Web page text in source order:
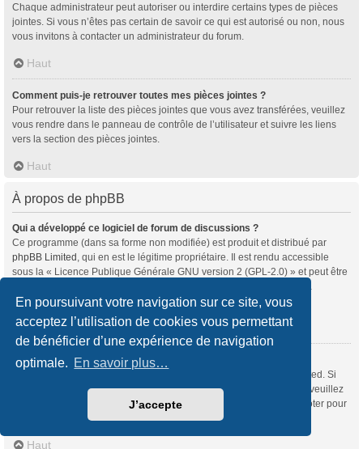
En poursuivant votre navigation sur ce site, vous
acceptez l’utilisation de cookies vous permettant
de bénéficier d’une expérience de navigation
optimale. En savoir plus…
J’accepte
Chaque administrateur peut autoriser ou interdire certains types de pièces
jointes. Si vous n’êtes pas certain de savoir ce qui est autorisé ou non, nous
vous invitons à contacter un administrateur du forum.
Haut
Comment puis-je retrouver toutes mes pièces jointes ?
Pour retrouver la liste des pièces jointes que vous avez transférées, veuillez
vous rendre dans le panneau de contrôle de l’utilisateur et suivre les liens
vers la section des pièces jointes.
Haut
À propos de phpBB
Qui a développé ce logiciel de forum de discussions ?
Ce programme (dans sa forme non modifiée) est produit et distribué par
phpBB Limited , qui en est le légitime propriétaire. Il est rendu accessible
sous la « Licence Publique Générale GNU version 2 (GPL-2.0) » et peut être
rubrique «À propos de phpBB» (en anglais).
Haut
Pourquoi la fonctionnalité X n’est pas disponible ?
Ce programme a été développé et mis sous licence par phpBB Limited. Si
vous souhaitez proposer l’intégration d’une nouvelle fonctionnalité, veuillez
notre centre d’idées(en anglais) où vous pourrez voter pour
les idées soumises par d’autres utilisateurs et suggérer les vôtres.
Haut